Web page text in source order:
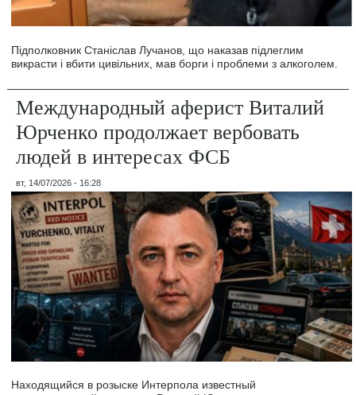
Підполковник Станіслав Лучанов, що наказав підлеглим
викрасти і вбити цивільних, мав борги і проблеми з алкоголем.
Международный аферист Виталий
Юрченко продолжает вербовать
людей в интересах ФСБ
вт, 14/07/2026 - 16:28
Находящийся в розыске Интерпола известный